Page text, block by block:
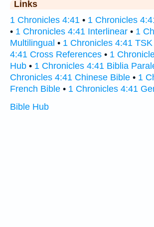
Links
1 Chronicles 4:41 • 1 Chronicles
• 1 Chronicles 4:41 Interlinear • 1
Multilingual • 1 Chronicles 4:41 TSK
4:41 Cross References • 1
Hub • 1 Chronicles 4:41 Biblia
Chronicles 4:41 Chinese Bible • 1
French Bible • 1 Chronicles 4:41
Bible Hub